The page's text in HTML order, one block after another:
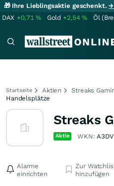
🎁 Ihre Lieblingsaktie geschenkt.
DAX +0,71% Gold +2,54% Öl
Startseite Aktien
Streaks
Handelsplätze
Streaks
Aktie WKN:
Alarme
einrichten
Zur
hinzufügen